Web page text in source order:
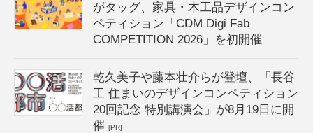
がタッグ、家具・木工品デザインコン
ペティション「CDM Digi Fab
COMPETITION 2026」を初開催
乾久美子や藤本壮介らが登壇、「長谷
工 住まいのデザインコンペティション
20回記念 特別講演会」が8月19日に開
催[PR]